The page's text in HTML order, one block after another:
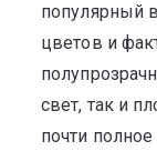
популярный
цветов и
свет, так и
почти